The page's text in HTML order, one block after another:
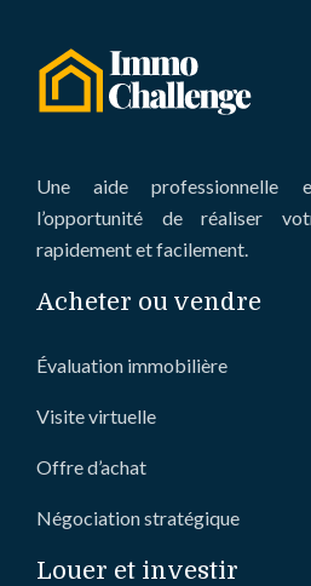
Une aide professionnelle
l’opportunité de réaliser
rapidement et facilement.
Acheter ou vendre
Évaluation immobilière
Visite virtuelle
Offre d’achat
Négociation stratégique
Louer et investir